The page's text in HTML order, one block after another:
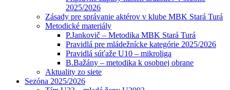
2025/2026
Zásady pre správanie aktérov v klube MBK Stará Turá
Metodické materiály
P.Jankovič – Metodika MBK Stará Turá
Pravidlá pre mládežnícke kategórie 2025/2026
Pravidlá súťaže U10 – mikroliga
B.Bažány – metodika k osobnej obrane
Aktuality zo siete
Sezóna 2025/2026